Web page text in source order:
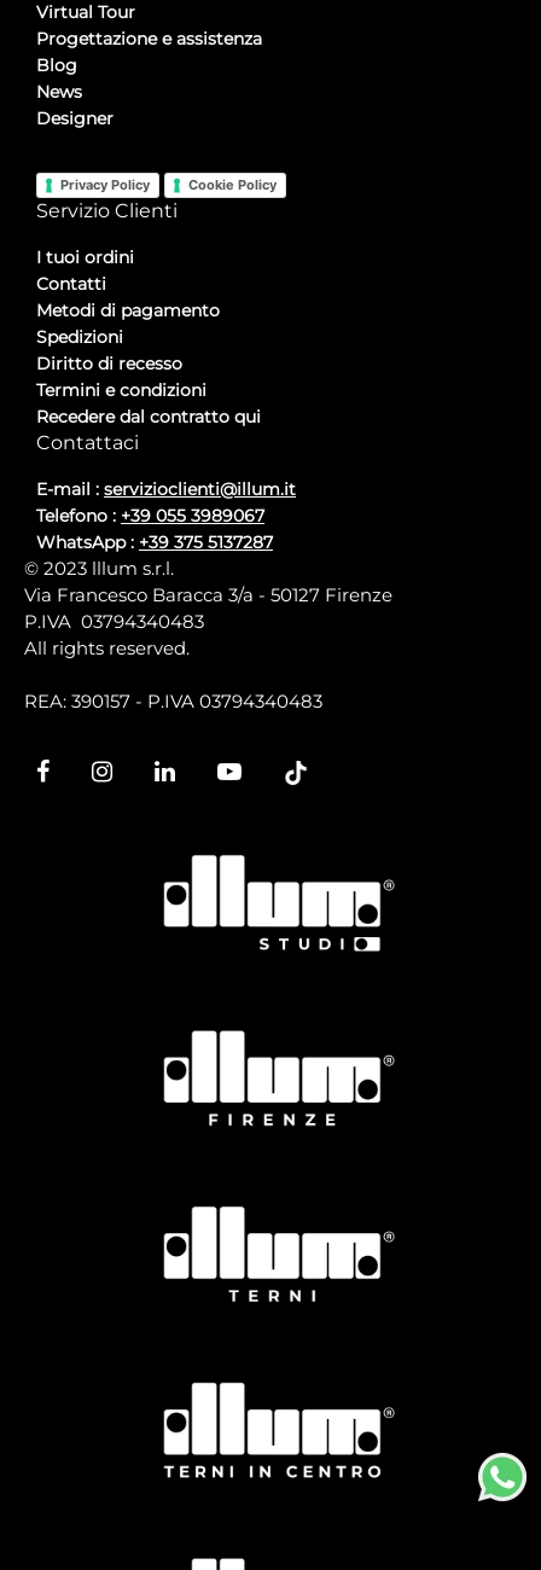
Virtual Tour
Progettazione e assistenza
Blog
News
Designer
Privacy Policy Cookie Policy
Servizio Clienti
I tuoi ordini
Contatti
Metodi di pagamento
Spedizioni
Diritto di recesso
Termini e condizioni
Recedere dal contratto qui
Contattaci
E-mail : servizioclienti@illum.it
Telefono : +39 055 3989067
WhatsApp : +39 375 5137287
© 2023 lllum s.r.l.
Via Francesco Baracca 3/a - 50127 Firenze
P.IVA 03794340483
All rights reserved.
REA: 390157 - P.IVA 03794340483